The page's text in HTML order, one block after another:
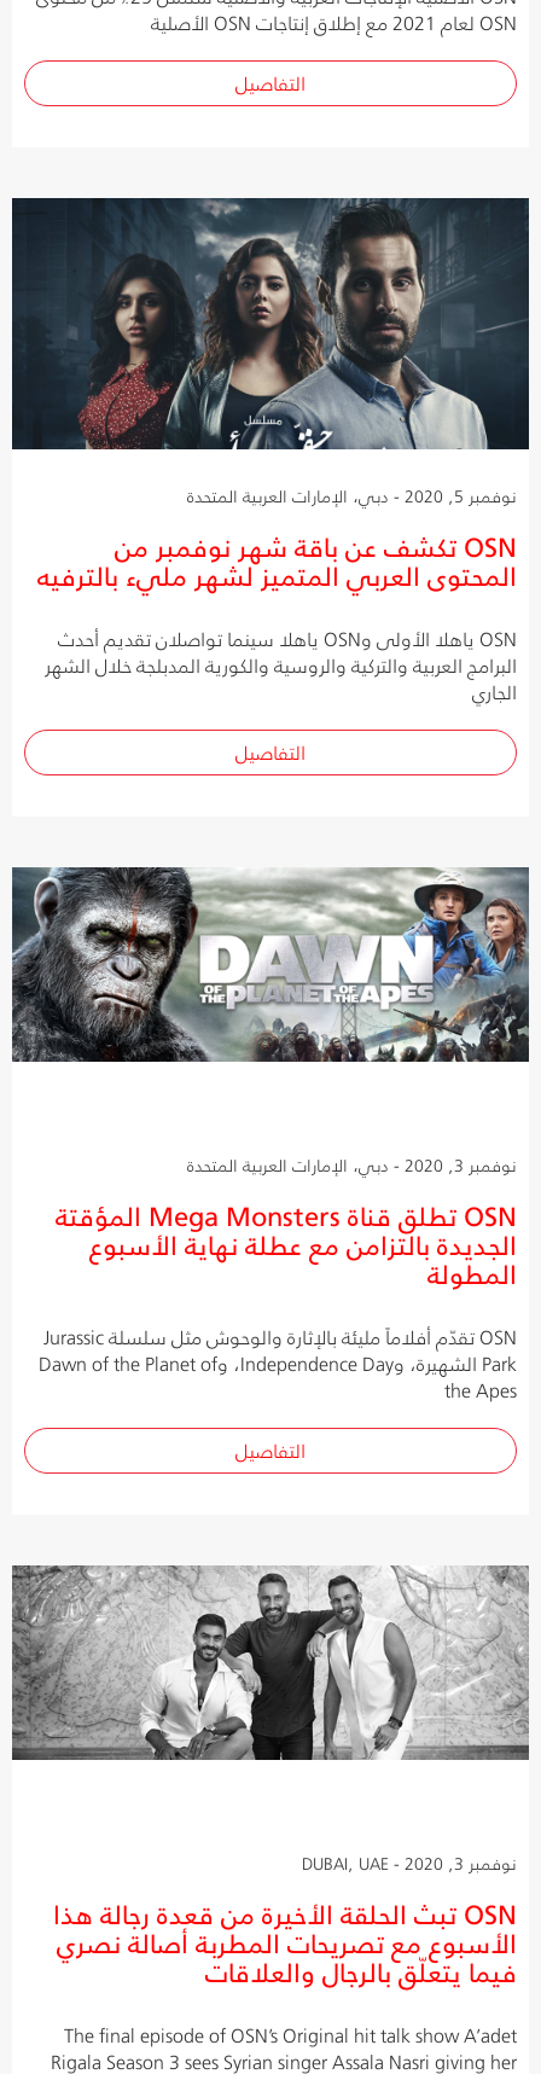
OSN لعام 2021 مع إطلاق إنتاجات OSN الأصلية
التفاصيل
نوفمبر 5, 2020 - دبي، الإمارات العربية المتحدة
OSN تكشف عن باقة شهر نوفمبر من
المحتوى العربي المتميز لشهر مليء بالترفيه
OSN ياهلا الأولى وOSN ياهلا سينما تواصلان تقديم أحدث
البرامج العربية والتركية والروسية والكورية المدبلجة خلال الشهر
الجاري
التفاصيل
نوفمبر 3, 2020 - دبي، الإمارات العربية المتحدة
OSN تطلق قناة Mega Monsters المؤقتة
الجديدة بالتزامن مع عطلة نهاية الأسبوع
المطولة
OSN تقدّم أفلاماً مليئة بالإثارة والوحوش مثل سلسلة Jurassic
Park الشهيرة، وIndependence Day، وDawn of the Planet of
the Apes
التفاصيل
نوفمبر 3, 2020 - DUBAI, UAE
OSN تبث الحلقة الأخيرة من قعدة رجالة هذا
الأسبوع مع تصريحات المطربة أصالة نصري
فيما يتعلّق بالرجال والعلاقات
The final episode of OSN’s Original hit talk show A’adet
Rigala Season 3 sees Syrian singer Assala Nasri giving her